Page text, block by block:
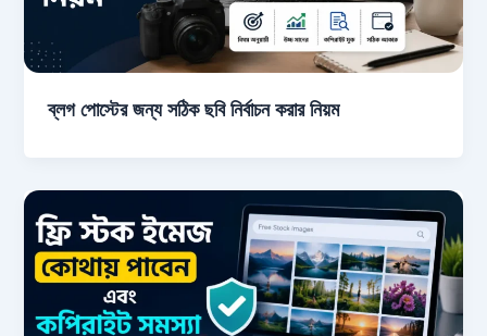
ব্লগ পোস্টের জন্য সঠিক ছবি নির্বাচন করার নিয়ম